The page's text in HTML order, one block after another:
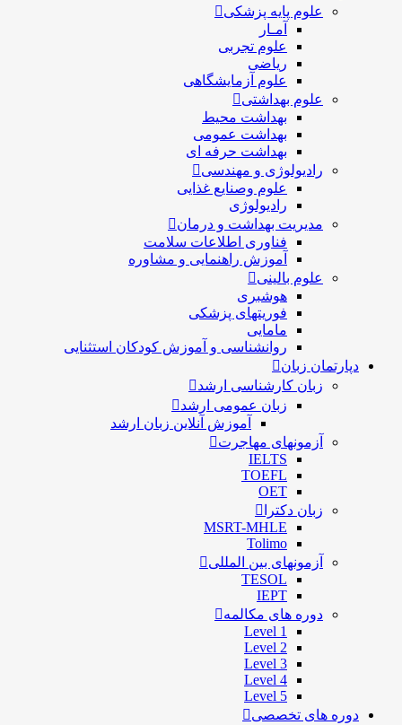
علوم پایه پزشکی
آمـار
علوم تجربی
ریاضی
علوم آزمایشگاهی
علوم بهداشتی
بهداشت محیط
بهداشت عمومی
بهداشت حرفه ای
رادیولوژی و مهندسی
علوم وصنایع غذایی
رادیولوژی
مدیریت بهداشت و درمان
فناوری اطلاعات سلامت
آموزش راهنمایی و مشاوره
علوم بالینی
هوشبری
فوریتهای پزشکی
مامایی
روانشناسی و آموزش کودکان استثنایی
دپارتمان زبان
زبان کارشناسی ارشد
زبان عمومی ارشد
آموزش آنلاین زبان ارشد
آزمونهای مهاجرت
IELTS
TOEFL
OET
زبان دکترا
MSRT-MHLE
Tolimo
آزمونهای بین المللی
TESOL
IEPT
دوره های مکالمه
Level 1
Level 2
Level 3
Level 4
Level 5
دوره های تخصصی